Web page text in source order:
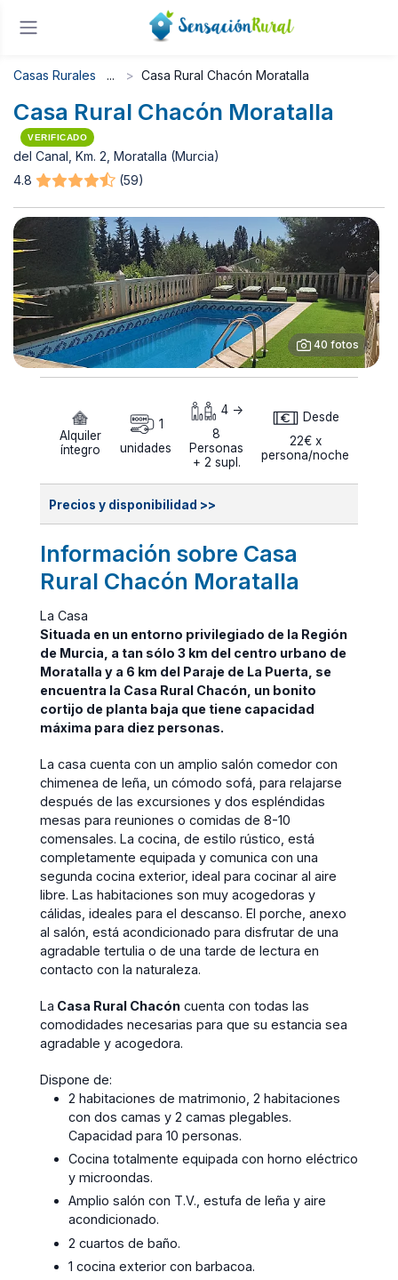
Casas Rurales Casa Rural Chacón Moratalla
Casa Rural Chacón Moratalla
VERIFICADO
del Canal, Km. 2, Moratalla (Murcia)
4.8
(59)
40 fotos
Alquiler
íntegro
1
unidades
4 ->
8
Personas
+ 2 supl.
Desde
22€ x
persona/noche
Precios y disponibilidad >>
Información sobre Casa
Rural Chacón Moratalla
La Casa
Situada en un entorno privilegiado de la Región
de Murcia, a tan sólo 3 km del centro urbano de
Moratalla y a 6 km del Paraje de La Puerta, se
encuentra la Casa Rural Chacón, un bonito
cortijo de planta baja que tiene capacidad
máxima para diez personas.
La casa cuenta con un amplio salón comedor con
chimenea de leña, un cómodo sofá, para relajarse
después de las excursiones y dos espléndidas
mesas para reuniones o comidas de 8-10
comensales. La cocina, de estilo rústico, está
completamente equipada y comunica con una
segunda cocina exterior, ideal para cocinar al aire
libre. Las habitaciones son muy acogedoras y
cálidas, ideales para el descanso. El porche, anexo
al salón, está acondicionado para disfrutar de una
agradable tertulia o de una tarde de lectura en
contacto con la naturaleza.
La Casa Rural Chacón cuenta con todas las
comodidades necesarias para que su estancia sea
agradable y acogedora.
Dispone de:
2 habitaciones de matrimonio, 2 habitaciones
con dos camas y 2 camas plegables.
Capacidad para 10 personas.
Cocina totalmente equipada con horno eléctrico
y microondas.
Amplio salón con T.V., estufa de leña y aire
acondicionado.
2 cuartos de baño.
1 cocina exterior con barbacoa.